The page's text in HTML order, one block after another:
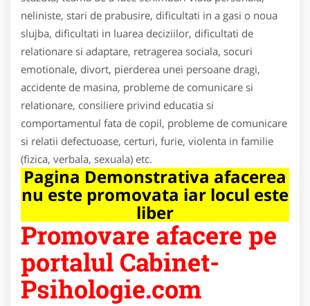
neliniste, stari de prabusire, dificultati in a gasi o noua
slujba, dificultati in luarea deciziilor, dificultati de
relationare si adaptare, retragerea sociala, socuri
emotionale, divort, pierderea unei persoane dragi,
accidente de masina, probleme de comunicare si
relationare, consiliere privind educatia si
comportamentul fata de copil, probleme de comunicare
si relatii defectuoase, certuri, furie, violenta in familie
(fizica, verbala, sexuala) etc.
Pagina Demonstrativa afacerea
nu este promovata iar locul este
liber
Promovare afacere pe
portalul Cabinet-
Psihologie.com